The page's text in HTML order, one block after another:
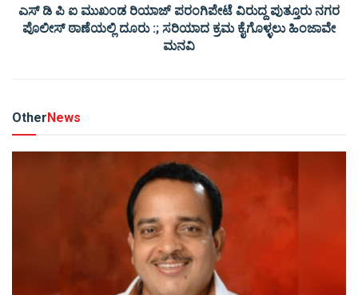
ಎಸ್ ಡಿ ಪಿ ಐ ಮುಖಂಡ ರಿಯಾಜ್ ಪರಂಗಿಪೇಟೆ ವಿರುದ್ದ ಪುತ್ತೂರು ನಗರ
ಪೊಲೀಸ್ ಠಾಣೆಯಲ್ಲಿ ದೂರು :; ಸರಿಯಾದ ಕ್ರಮ ಕೈಗೊಳ್ಳಲು ಹಿಂಜಾವೇ
ಮನವಿ
OtherNews